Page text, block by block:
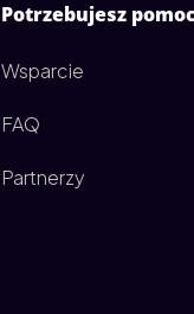
Potrzebujesz
Wsparcie
FAQ
Partnerzy